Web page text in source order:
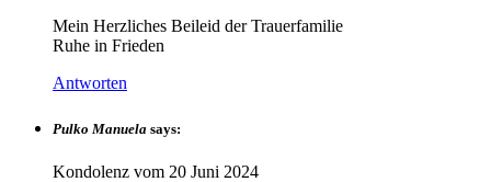
Mein Herzliches Beileid der Trauerfamilie
Ruhe in Frieden
Antworten
Pulko Manuela says:
Kondolenz vom 20 Juni 2024